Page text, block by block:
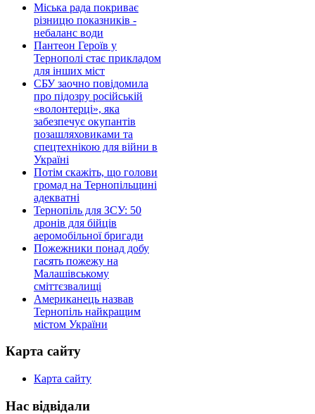
Міська рада покриває
різницю показників -
небаланс води
Пантеон Героїв у
Тернополі стає прикладом
для інших міст
СБУ заочно повідомила
про підозру російській
«волонтерці», яка
забезпечує окупантів
позашляховиками та
спецтехнікою для війни в
Україні
Потім скажіть, що голови
громад на Тернопільщині
адекватні
Тернопіль для ЗСУ: 50
дронів для бійців
аеромобільної бригади
Пожежники понад добу
гасять пожежу на
Малашівському
сміттєзвалищі
Американець назвав
Тернопіль найкращим
містом України
Карта сайту
Карта сайту
Нас відвідали